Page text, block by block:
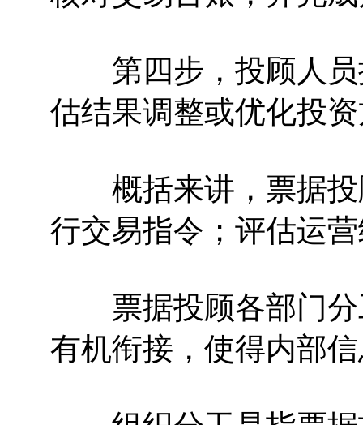
第四步，投顾人员
估结果调整或优化投
概括来讲，票据投
行交易指令；评估运
票据投顾各部门分
有机衔接，使得内部